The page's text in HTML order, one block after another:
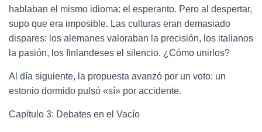
hablaban el mismo idioma: el esperanto. Pero al despertar,
supo que era imposible. Las culturas eran demasiado
dispares: los alemanes valoraban la precisión, los italianos
la pasión, los finlandeses el silencio. ¿Cómo unirlos?
Al día siguiente, la propuesta avanzó por un voto: un
estonio dormido pulsó «sí» por accidente.
Capítulo 3: Debates en el Vacío